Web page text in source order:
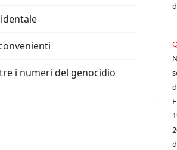
i numeri del genocidio